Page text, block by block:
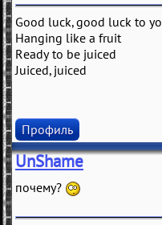
Good luck, good luck to
Hanging like a fruit
Ready to be juiced
Juiced, juiced
Профиль
UnShame
почему?